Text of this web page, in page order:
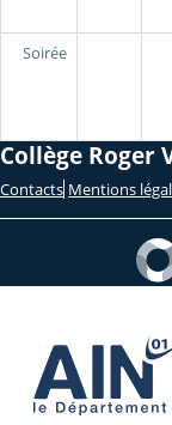
Soirée
Collège Roger
Contacts Mentions